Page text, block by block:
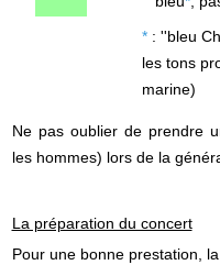
* : ''bleu
les tons
marine)
Ne pas oublier de prendre
les hommes) lors de la
La préparation du concert
Pour une bonne prestation,